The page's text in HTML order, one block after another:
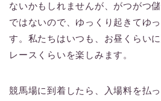
ないかもしれませんが、がつがつ
ではないので、ゆっくり起きてゆ
す。私たちはいつも、お昼くらい
レースくらいを楽しみます。
競馬場に到着したら、入場料を払